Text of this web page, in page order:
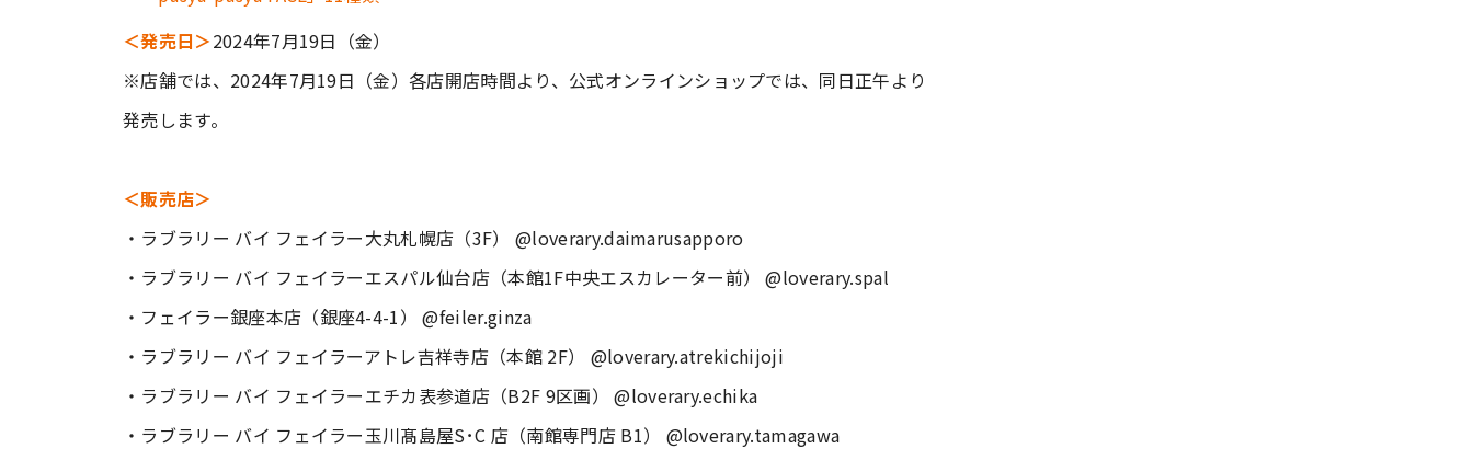
＜発売日＞2024年7月19日（金）
※店舗では、2024年7月19日（金）各店開店時間より、公式オンラインショップでは、同日正午より
発売します。
＜販売店＞
・ラブラリー バイ フェイラー大丸札幌店（3F） @loverary.daimarusapporo
・ラブラリー バイ フェイラーエスパル仙台店（本館1F中央エスカレーター前） @loverary.spal
・フェイラー銀座本店（銀座4-4-1） @feiler.ginza
・ラブラリー バイ フェイラーアトレ吉祥寺店（本館 2F） @loverary.atrekichijoji
・ラブラリー バイ フェイラーエチカ表参道店（B2F 9区画） @loverary.echika
・ラブラリー バイ フェイラー玉川髙島屋S･C 店（南館専門店 B1） @loverary.tamagawa